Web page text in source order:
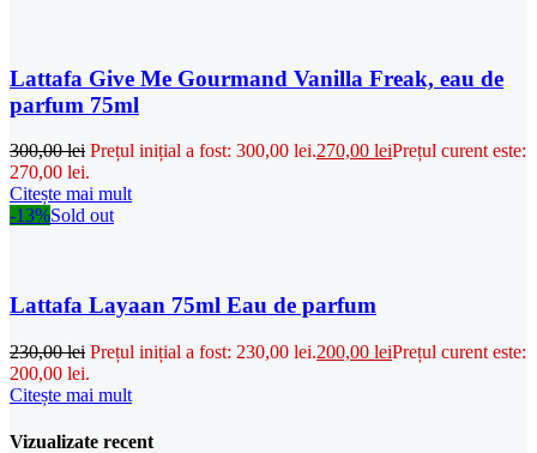
Lattafa Give Me Gourmand Vanilla Freak, eau de
parfum 75ml
300,00lei Prețul inițial a fost: 300,00 lei.270,00 leiPrețul curent este:
270,00 lei.
Citește mai mult
-13%Sold out
Lattafa Layaan 75ml Eau de parfum
230,00lei Prețul inițial a fost: 230,00 lei.200,00 leiPrețul curent este:
200,00 lei.
Citește mai mult
Vizualizate recent